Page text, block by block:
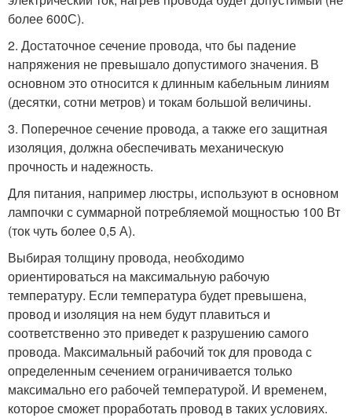
более 600С).
2. Достаточное сечение провода, что бы падение
напряжения не превышало допустимого значения. В
основном это относится к длинным кабельным линиям
(десятки, сотни метров) и токам большой величины.
3. Поперечное сечение провода, а также его защитная
изоляция, должна обеспечивать механическую
прочность и надежность.
Для питания, например люстры, используют в основном
лампочки с суммарной потребляемой мощностью 100 Вт
(ток чуть более 0,5 А).
Выбирая толщину провода, необходимо
ориентироваться на максимальную рабочую
температуру. Если температура будет превышена,
провод и изоляция на нем будут плавиться и
соответственно это приведет к разрушению самого
провода. Максимальный рабочий ток для провода с
определенным сечением ограничивается только
максимально его рабочей температурой. И временем,
которое сможет проработать провод в таких условиях.